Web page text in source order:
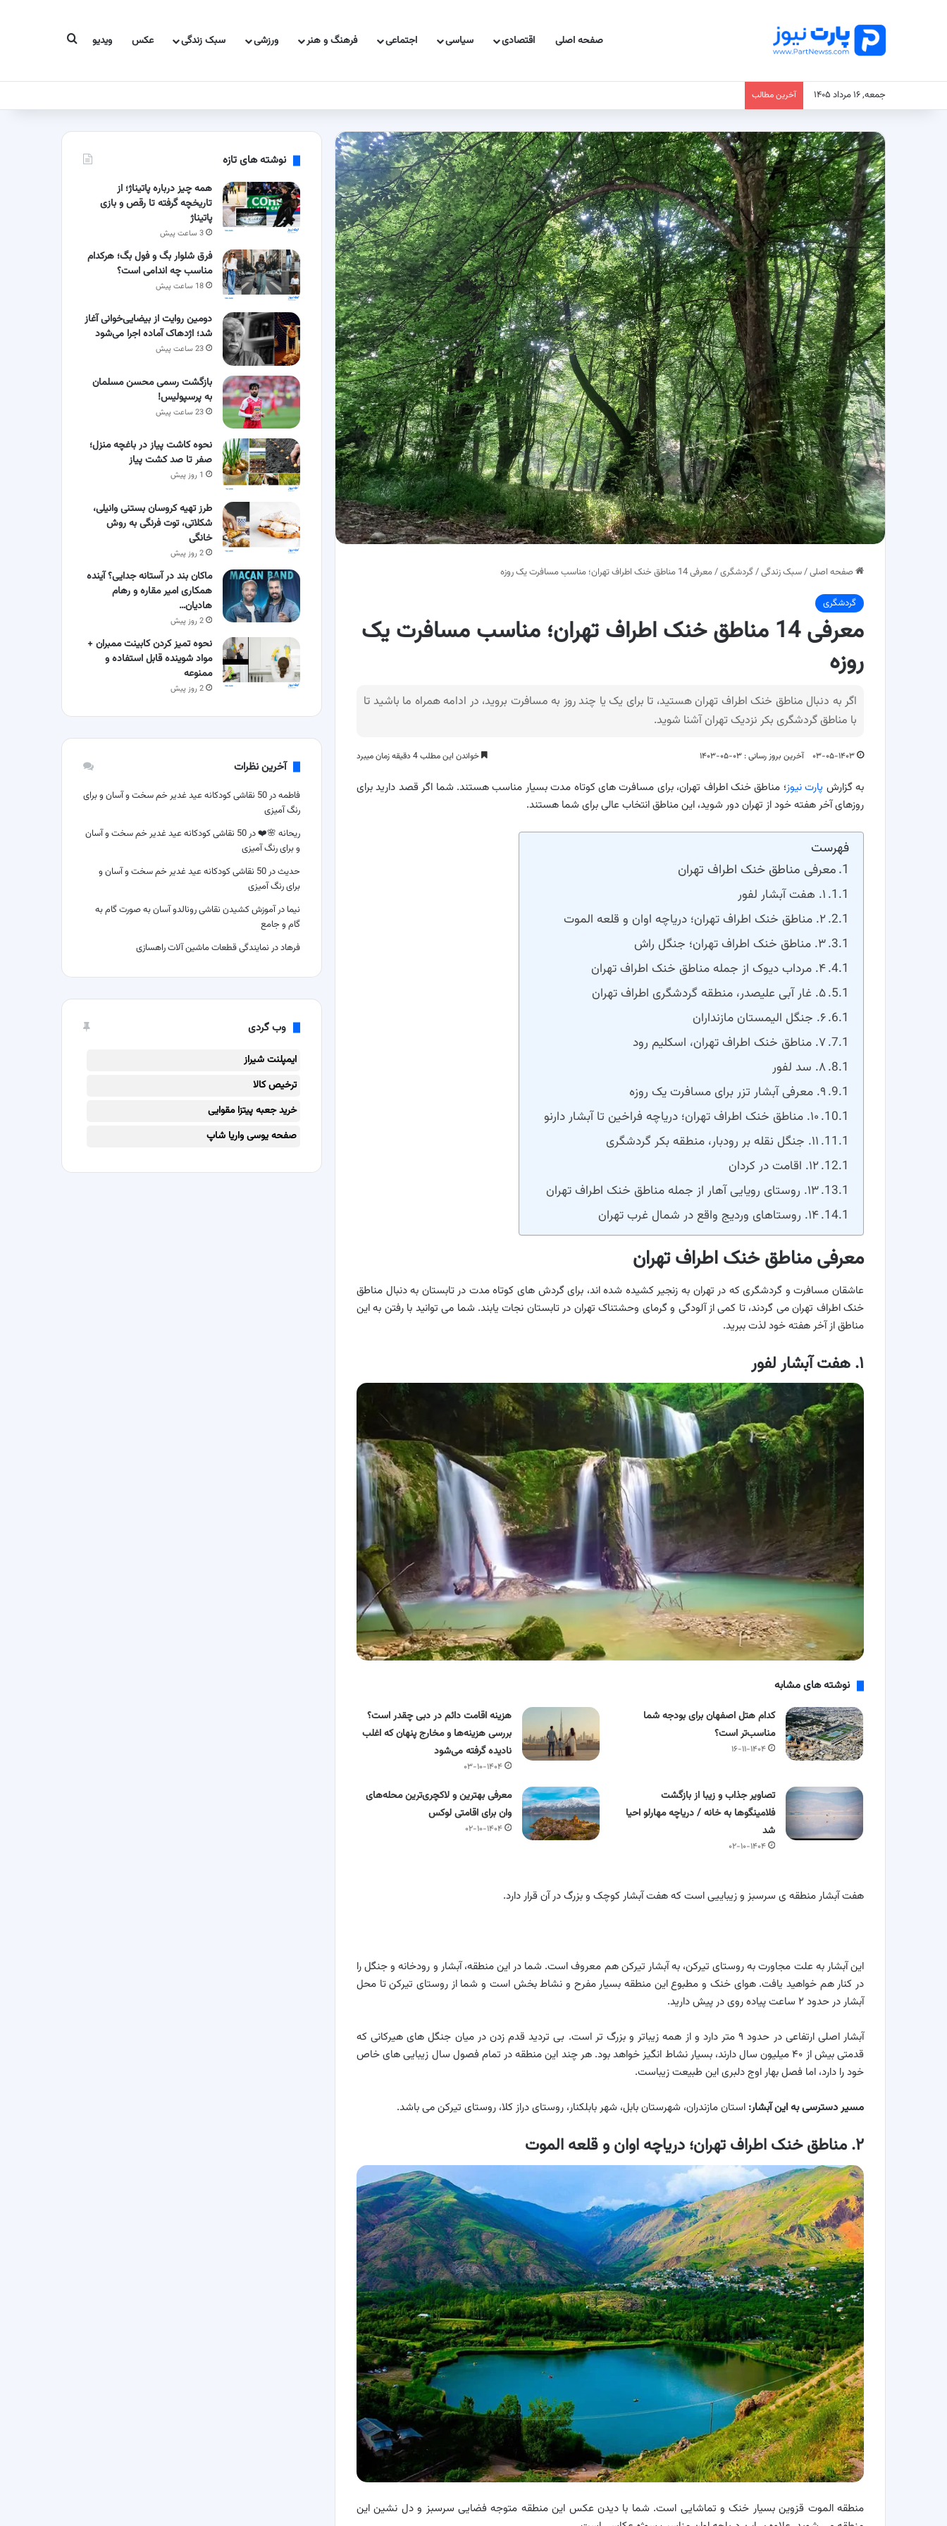
صفحه اصلی اقتصادی سیاسی اجتماعی فرهنگ و هنر ورزشی سبک زندگی عکس ویدیو جستجو برای
جمعه, ۱۶ مرداد ۱۴۰۵ آخرین مطالب
صفحه اصلی/سبک زندگی/گردشگری/معرفی 14 مناطق خنک اطراف تهران؛ مناسب مسافرت یک روزه
گردشگری
معرفی 14 مناطق خنک اطراف تهران؛ مناسب مسافرت یک
روزه
اگر به دنبال مناطق خنک اطراف تهران هستید، تا برای یک یا چند روز به مسافرت بروید، در ادامه همراه ما باشید تا
با مناطق گردشگری بکر نزدیک تهران آشنا شوید.
۰۳-۰۵-۱۴۰۳ آخرین بروز رسانی : ۰۳-۰۵-۱۴۰۳ خواندن این مطلب 4 دقیقه زمان میبرد
به گزارش پارت نیوز؛ مناطق خنک اطراف تهران، برای مسافرت های کوتاه مدت بسیار مناسب هستند. شما اگر قصد دارید برای
روزهای آخر هفته خود از تهران دور شوید، این مناطق انتخاب عالی برای شما هستند.
فهرست
معرفی مناطق خنک اطراف تهران
۱. هفت آبشار لفور
۲. مناطق خنک اطراف تهران؛ دریاچه اوان و قلعه الموت
۳. مناطق خنک اطراف تهران؛ جنگل راش
۴. مرداب دیوک از جمله مناطق خنک اطراف تهران
۵. غار آبی علیصدر، منطقه گردشگری اطراف تهران
۶. جنگل الیمستان مازنداران
۷. مناطق خنک اطراف تهران، اسکلیم رود
۸. سد لفور
۹. معرفی آبشار تزر برای مسافرت یک روزه
۱۰. مناطق خنک اطراف تهران؛ دریاچه فراخین تا آبشار دارنو
۱۱. جنگل نقله بر رودبار، منطقه بکر گردشگری
۱۲. اقامت در کردان
۱۳. روستای رویایی آهار از جمله مناطق خنک اطراف تهران
۱۴. روستاهای وردیج واقع در شمال غرب تهران
معرفی مناطق خنک اطراف تهران
عاشقان مسافرت و گردشگری که در تهران به زنجیر کشیده شده اند، برای گردش های کوتاه مدت در تابستان به دنبال مناطق
خنک اطراف تهران می گردند، تا کمی از آلودگی و گرمای وحشتناک تهران در تابستان نجات یابند. شما می توانید با رفتن به این
مناطق از آخر هفته خود لذت ببرید.
۱. هفت آبشار لفور
نوشته های مشابه
کدام هتل اصفهان برای بودجه شما
مناسب‌تر است؟
۱۶-۱۱-۱۴۰۴
هزینه اقامت دائم در دبی چقدر است؟
بررسی هزینه‌ها و مخارج پنهان که اغلب
نادیده گرفته می‌شود
۰۳-۱۰-۱۴۰۴
تصاویر جذاب و زیبا از بازگشت
فلامینگوها به خانه / دریاچه مهارلو احیا
شد
۰۲-۱۰-۱۴۰۴
معرفی بهترین و لاکچری‌ترین محله‌های
وان برای اقامتی لوکس
۰۲-۱۰-۱۴۰۴
هفت آبشار منطقه ی سرسبز و زیباییی است که هفت آبشار کوچک و بزرگ در آن قرار دارد.
این آبشار به علت مجاورت به روستای تیرکن، به آبشار تیرکن هم معروف است. شما در این منطقه، آبشار و رودخانه و جنگل را
در کنار هم خواهید یافت. هوای خنک و مطبوع این منطقه بسیار مفرح و نشاط بخش است و شما از روستای تیرکن تا محل
آبشار در حدود ۲ ساعت پیاده روی در پیش دارید.
آبشار اصلی ارتفاعی در حدود ۹ متر دارد و از همه زیباتر و بزرگ تر است. بی تردید قدم زدن در میان جنگل های هیرکانی که
قدمتی بیش از ۴۰ میلیون سال دارند، بسیار نشاط انگیز خواهد بود. هر چند این منطقه در تمام فصول سال زیبایی های خاص
خود را دارد، اما فصل بهار اوج دلبری این طبیعت زیباست.
مسیر دسترسی به این آبشار: استان مازندران، شهرستان بابل، شهر بابلکنار، روستای دراز کلا، روستای تیرکن می باشد.
۲. مناطق خنک اطراف تهران؛ دریاچه اوان و قلعه الموت
منطقه الموت قزوین بسیار خنک و تماشایی است. شما با دیدن عکس این منطقه متوجه فضایی سرسبز و دل نشین این
نوشته های تازه
همه چیز درباره پاتیناژ؛ از
تاریخچه گرفته تا رقص و بازی
پاتیناژ
3 ساعت پیش
فرق شلوار بگ و فول بگ؛ هرکدام
مناسب چه اندامی است؟
18 ساعت پیش
دومین روایت از بیضایی‌خوانی آغاز
شد؛ اژدهاک آماده اجرا می‌شود
23 ساعت پیش
بازگشت رسمی محسن مسلمان
به پرسپولیس!
23 ساعت پیش
نحوه کاشت پیاز در باغچه منزل؛
صفر تا صد کشت پیاز
1 روز پیش
طرز تهیه کروسان بستنی وانیلی،
شکلاتی، توت فرنگی به روش
خانگی
2 روز پیش
ماکان بند در آستانه جدایی؟ آینده
همکاری امیر مقاره و رهام
هادیان…
2 روز پیش
نحوه تمیز کردن کابینت ممبران +
مواد شوینده قابل استفاده و
ممنوعه
2 روز پیش
آخرین نظرات
فاطمهدر
50 نقاشی کودکانه عید غدیر خم سخت و آسان و برای
رنگ آمیزی
ریحانه 🌸❤️در
50 نقاشی کودکانه عید غدیر خم سخت و آسان
و برای رنگ آمیزی
حدیثدر
50 نقاشی کودکانه عید غدیر خم سخت و آسان و
برای رنگ آمیزی
نیما درآموزش کشیدن نقاشی رونالدو آسان به صورت گام به
گام و جامع
فرهاددر نمایندگی قطعات ماشین آلات راهسازی
وب گردی
ایمپلنت شیراز
ترخیص کالا
خرید جعبه پیتزا مقوایی
صفحه یوسی واریا شاپ